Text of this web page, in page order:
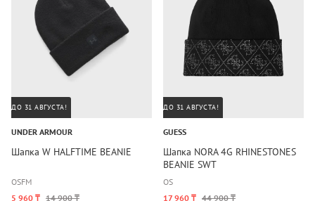
ДО 31 АВГУСТА!
UNDER ARMOUR
Шапка W HALFTIME BEANIE
OSFM
5 960 ₸ 14 900 ₸
ДО 31 АВГУСТА!
GUESS
Шапка NORA 4G RHINESTONES
BEANIE SWT
OS
17 960 ₸ 44 900 ₸